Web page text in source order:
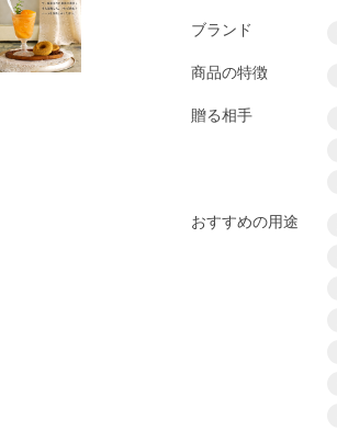
ブランド
商品の特徴
贈る相手
おすすめの用途